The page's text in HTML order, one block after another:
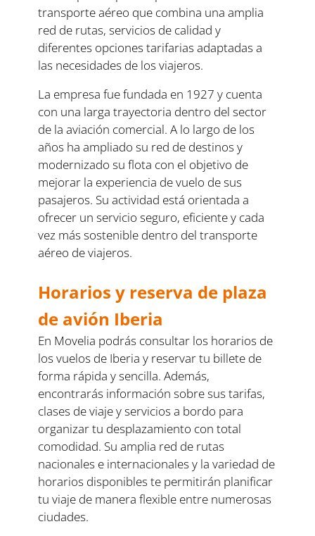
transporte aéreo que combina una amplia
red de rutas, servicios de calidad y
diferentes opciones tarifarias adaptadas a
las necesidades de los viajeros.
La empresa fue fundada en 1927 y cuenta
con una larga trayectoria dentro del sector
de la aviación comercial. A lo largo de los
años ha ampliado su red de destinos y
modernizado su flota con el objetivo de
mejorar la experiencia de vuelo de sus
pasajeros. Su actividad está orientada a
ofrecer un servicio seguro, eficiente y cada
vez más sostenible dentro del transporte
aéreo de viajeros.
Horarios y reserva de plaza
de avión Iberia
En Movelia podrás consultar los horarios de
los vuelos de Iberia y reservar tu billete de
forma rápida y sencilla. Además,
encontrarás información sobre sus tarifas,
clases de viaje y servicios a bordo para
organizar tu desplazamiento con total
comodidad. Su amplia red de rutas
nacionales e internacionales y la variedad de
horarios disponibles te permitirán planificar
tu viaje de manera flexible entre numerosas
ciudades.